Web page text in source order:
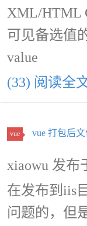
XML/HTML
可见备选值
value
(33) 阅读全
vue vue 打包后
xiaowu 发布
在发布到iis
问题的，但